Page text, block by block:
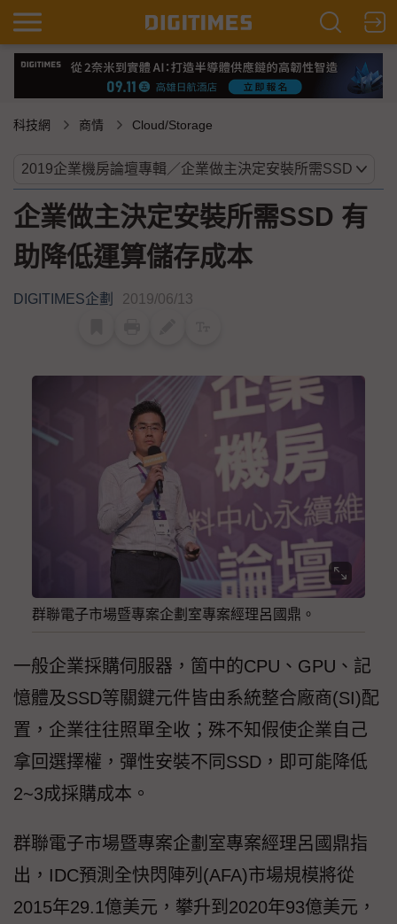
科技網 商情 Cloud/Storage
企業做主決定安裝所需SSD 有
助降低運算儲存成本
DIGITIMES企劃 2019/06/13
群聯電子市場暨專案企劃室專案經理呂國鼎。
一般企業採購伺服器，箇中的CPU、GPU、記
憶體及SSD等關鍵元件皆由系統整合廠商(SI)配
置，企業往往照單全收；殊不知假使企業自己
拿回選擇權，彈性安裝不同SSD，即可能降低
2~3成採購成本。
群聯電子市場暨專案企劃室專案經理呂國鼎指
出，IDC預測全快閃陣列(AFA)市場規模將從
2015年29.1億美元，攀升到2020年93億美元，